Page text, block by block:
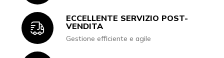
Icon
ECCELLENTE SERVIZIO POST-
VENDITA
Gestione efficiente e agile